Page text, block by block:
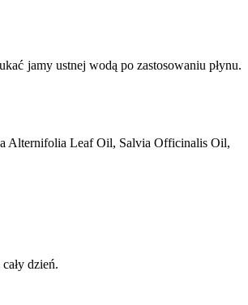
jamy ustnej wodą po zastosowaniu płynu.
Alternifolia Leaf Oil, Salvia Officinalis Oil,
dzień.